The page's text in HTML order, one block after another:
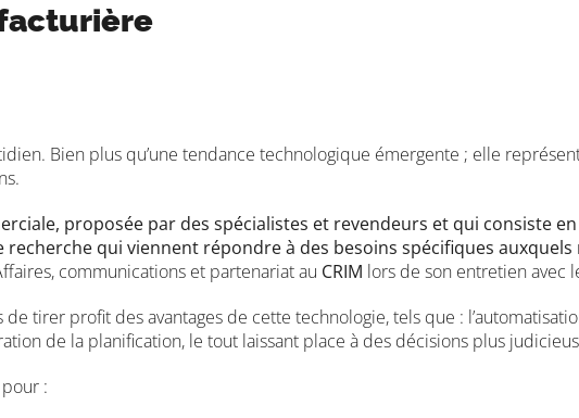
Bien plus qu’une tendance technologique émergente ; elle
proposée par des spécialistes et revendeurs et qui consiste
recherche qui viennent répondre à des besoins spécifiques
communications et partenariat au CRIM lors de son entretien avec
tirer profit des avantages de cette technologie, tels que :
de la planification, le tout laissant place à des décisions plus
: